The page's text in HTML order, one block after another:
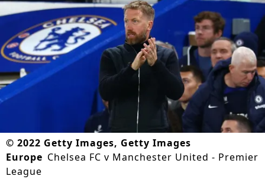
© 2022 Getty Images, Getty Images
Europe Chelsea FC v Manchester United - Premier
League